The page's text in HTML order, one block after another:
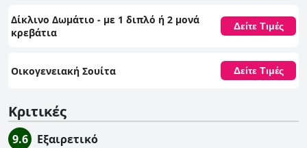
Δίκλινο Δωμάτιο - με 1 διπλό ή 2 μονά
κρεβάτια
Δείτε Τιμές
Οικογενειακή Σουίτα Δείτε Τιμές
Κριτικές
9.6 Εξαιρετικό